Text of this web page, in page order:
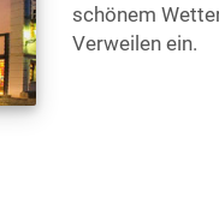
schönem
Verweilen ein.